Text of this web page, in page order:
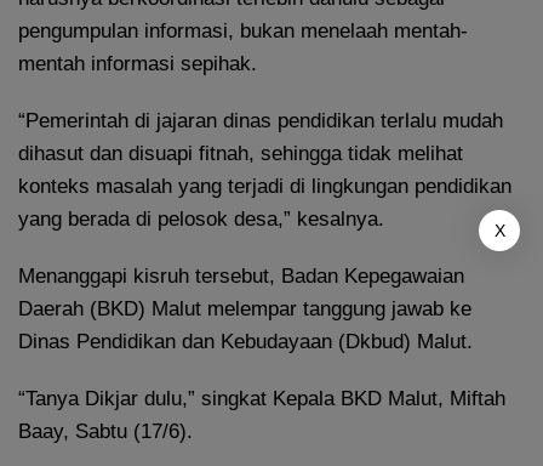
pengumpulan informasi, bukan menelaah mentah-
mentah informasi sepihak.
“Pemerintah di jajaran dinas pendidikan terlalu mudah
dihasut dan disuapi fitnah, sehingga tidak melihat
konteks masalah yang terjadi di lingkungan pendidikan
yang berada di pelosok desa,” kesalnya.
Menanggapi kisruh tersebut, Badan Kepegawaian
Daerah (BKD) Malut melempar tanggung jawab ke
Dinas Pendidikan dan Kebudayaan (Dkbud) Malut.
“Tanya Dikjar dulu,” singkat Kepala BKD Malut, Miftah
Baay, Sabtu (17/6).
X